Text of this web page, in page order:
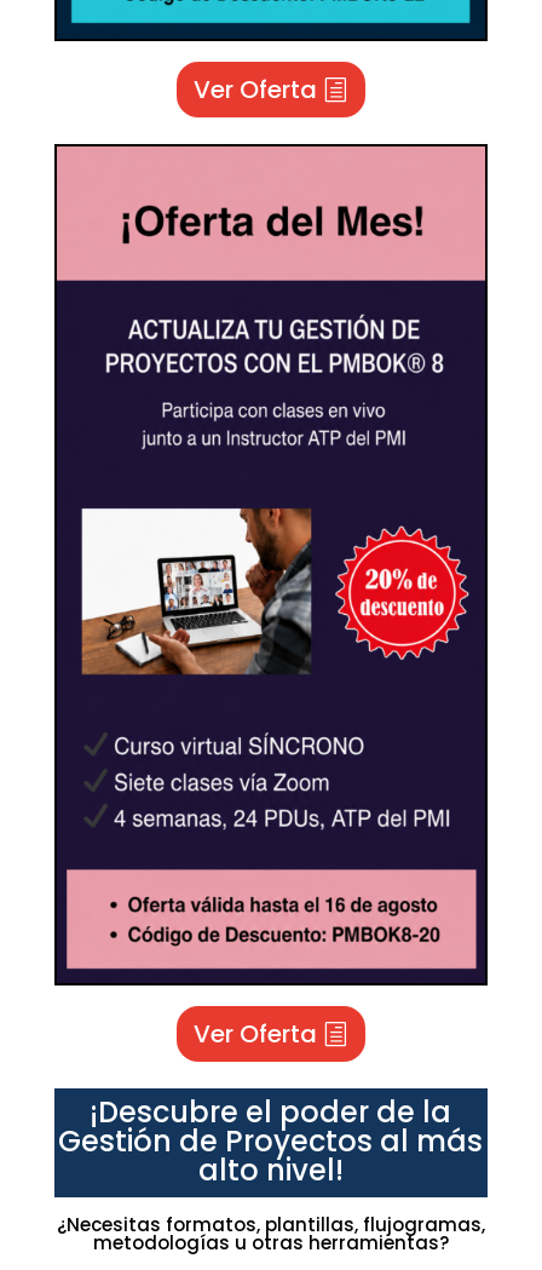
Ver Oferta
Ver Oferta
¡Descubre el poder de la
Gestión de Proyectos al más
alto nivel!
¿Necesitas formatos, plantillas, flujogramas,
metodologías u otras herramientas?